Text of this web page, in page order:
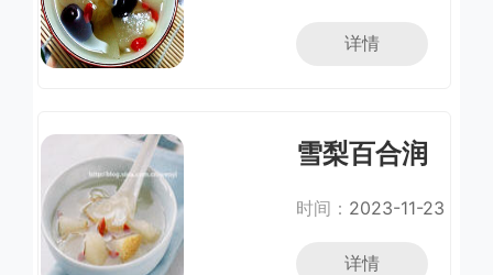
详情
雪梨百合润
时间： 2023-11-23
详情